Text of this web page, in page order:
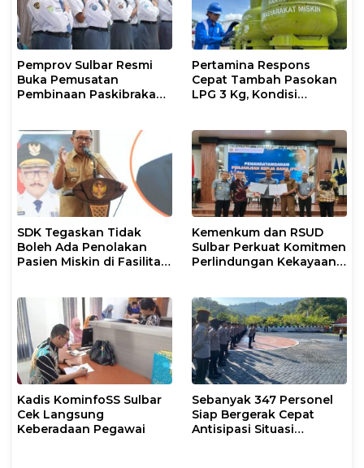
Pemprov Sulbar Resmi
Buka Pemusatan
Pembinaan Paskibraka
Pertamina Respons
Cepat Tambah Pasokan
LPG 3 Kg, Kondisi
SDK Tegaskan Tidak
Boleh Ada Penolakan
Pasien Miskin di Fasilitas
Kemenkum dan RSUD
Sulbar Perkuat Komitmen
Perlindungan Kekayaan
Kadis KominfoSS Sulbar
Cek Langsung
Keberadaan Pegawai
Sebanyak 347 Personel
Siap Bergerak Cepat
Antisipasi Situasi